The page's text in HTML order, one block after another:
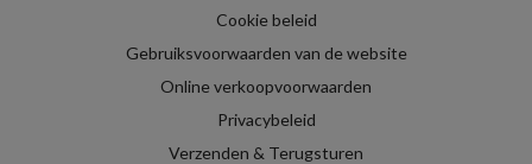
Cookie beleid
Gebruiksvoorwaarden van de website
Online verkoopvoorwaarden
Privacybeleid
Verzenden & Terugsturen